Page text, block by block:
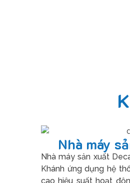
Nhà máy
Nhà máy sản xuất
Khánh ứng dụng hệ
cao hiệu suất hoạt